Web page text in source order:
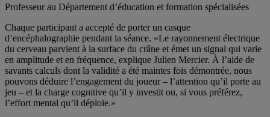
Professeur au Département d’éducation et formation spécialisées
Chaque participant a accepté de porter un casque
d’encéphalographie pendant la séance. «Le rayonnement électrique
du cerveau parvient à la surface du crâne et émet un signal qui varie
en amplitude et en fréquence, explique Julien Mercier. À l’aide de
savants calculs dont la validité a été maintes fois démontrée, nous
pouvons déduire l’engagement du joueur – l’attention qu’il porte au
jeu – et la charge cognitive qu’il y investit ou, si vous préférez,
l’effort mental qu’il déploie.»